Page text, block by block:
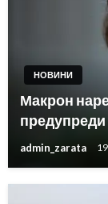
НОВИНИ
Макрон
admin_zarata